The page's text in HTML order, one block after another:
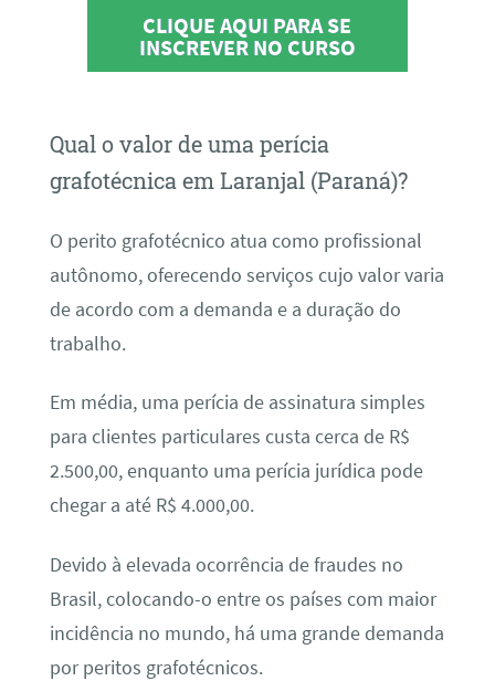
CLIQUE AQUI PARA SE
INSCREVER NO CURSO
Qual o valor de uma perícia
grafotécnica em Laranjal (Paraná)?
O perito grafotécnico atua como profissional
autônomo, oferecendo serviços cujo valor varia
de acordo com a demanda e a duração do
trabalho.
Em média, uma perícia de assinatura simples
para clientes particulares custa cerca de R$
2.500,00, enquanto uma perícia jurídica pode
chegar a até R$ 4.000,00.
Devido à elevada ocorrência de fraudes no
Brasil, colocando-o entre os países com maior
incidência no mundo, há uma grande demanda
por peritos grafotécnicos.